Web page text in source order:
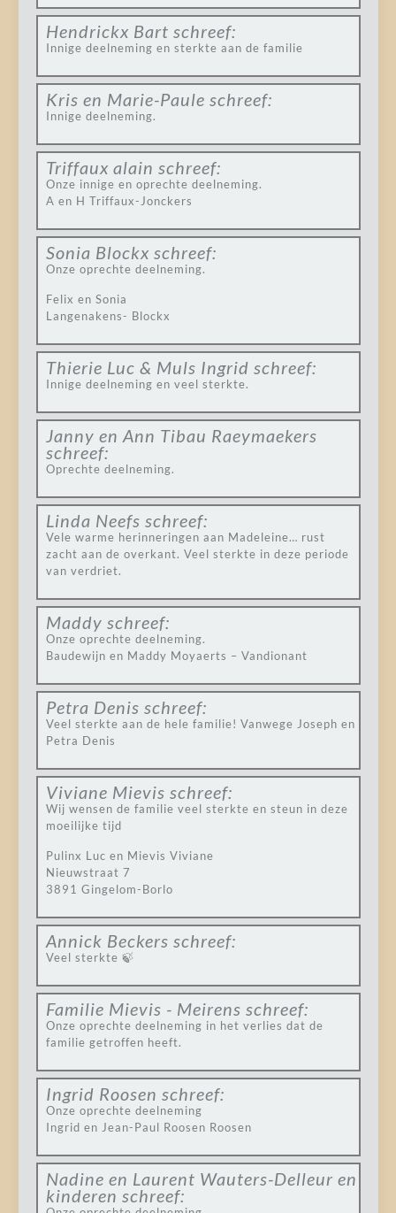
Hendrickx Bart schreef:
Innige deelneming en sterkte aan de familie
Kris en Marie-Paule schreef:
Innige deelneming.
Triffaux alain schreef:
Onze innige en oprechte deelneming.
A en H Triffaux-Jonckers
Sonia Blockx schreef:
Onze oprechte deelneming.
Felix en Sonia
Langenakens- Blockx
Thierie Luc & Muls Ingrid schreef:
Innige deelneming en veel sterkte.
Janny en Ann Tibau Raeymaekers
schreef:
Oprechte deelneming.
Linda Neefs schreef:
Vele warme herinneringen aan Madeleine… rust
zacht aan de overkant. Veel sterkte in deze periode
van verdriet.
Maddy schreef:
Onze oprechte deelneming.
Baudewijn en Maddy Moyaerts – Vandionant
Petra Denis schreef:
Veel sterkte aan de hele familie! Vanwege Joseph en
Petra Denis
Viviane Mievis schreef:
Wij wensen de familie veel sterkte en steun in deze
moeilijke tijd
Pulinx Luc en Mievis Viviane
Nieuwstraat 7
3891 Gingelom-Borlo
Annick Beckers schreef:
Veel sterkte 🍃
Familie Mievis - Meirens schreef:
Onze oprechte deelneming in het verlies dat de
familie getroffen heeft.
Ingrid Roosen schreef:
Onze oprechte deelneming
Ingrid en Jean-Paul Roosen Roosen
Nadine en Laurent Wauters-Delleur en
kinderen schreef: